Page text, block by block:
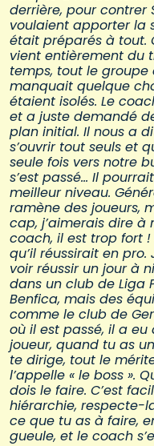
derrière, pour contrer
voulaient apporter la
était préparés à tout.
vient entièrement du
temps, tout le groupe
manquait quelque
étaient isolés. Le
et a juste demandé
plan initial. Il nous a
s’ouvrir tout seuls et
seule fois vers notre
s’est passé… Il
meilleur niveau.
ramène des joueurs,
cap, j’aimerais dire à
coach, il est trop fort !
qu’il réussirait en
voir réussir un jour à
dans un club de Liga
Benfica, mais des
comme le club de
où il est passé, il a eu
joueur, quand tu as
te dirige, tout le
l’appelle « le boss ».
dois le faire. C’est
hiérarchie, respecte-
ce que tu as à faire,
gueule, et le coach